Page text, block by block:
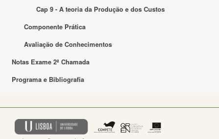
Cap 9 - A teoria da Produção e dos Custos
Componente Prática
Avaliação de Conhecimentos
Notas Exame 2ª Chamada
Programa e Bibliografia